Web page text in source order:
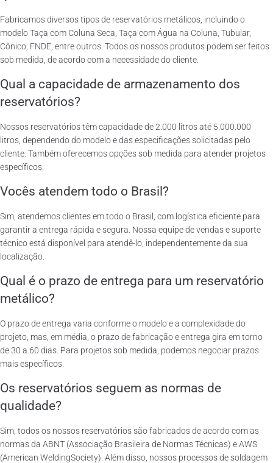
Fabricamos diversos tipos de reservatórios metálicos, incluindo o
modelo Taça com Coluna Seca, Taça com Água na Coluna, Tubular,
Cônico, FNDE, entre outros. Todos os nossos produtos podem ser feitos
sob medida, de acordo com a necessidade do cliente.
Qual a capacidade de armazenamento dos
reservatórios?
Nossos reservatórios têm capacidade de 2.000 litros até 5.000.000
litros, dependendo do modelo e das especificações solicitadas pelo
cliente. Também oferecemos opções sob medida para atender projetos
específicos.
Vocês atendem todo o Brasil?
Sim, atendemos clientes em todo o Brasil, com logística eficiente para
garantir a entrega rápida e segura. Nossa equipe de vendas e suporte
técnico está disponível para atendê-lo, independentemente da sua
localização.
Qual é o prazo de entrega para um reservatório
metálico?
O prazo de entrega varia conforme o modelo e a complexidade do
projeto, mas, em média, o prazo de fabricação e entrega gira em torno
de 30 a 60 dias. Para projetos sob medida, podemos negociar prazos
mais específicos.
Os reservatórios seguem as normas de
qualidade?
Sim, todos os nossos reservatórios são fabricados de acordo com as
normas da ABNT (Associação Brasileira de Normas Técnicas) e AWS
(American WeldingSociety). Além disso, nossos processos de soldagem